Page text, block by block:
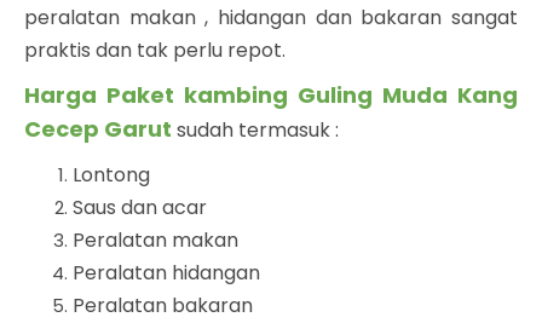
peralatan makan , hidangan dan bakaran sangat
praktis dan tak perlu repot.
Harga Paket kambing Guling Muda Kang
Cecep Garut sudah termasuk :
Lontong
Saus dan acar
Peralatan makan
Peralatan hidangan
Peralatan bakaran